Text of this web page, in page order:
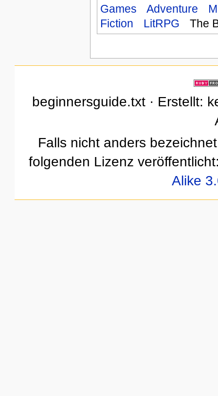
Games
Adventure
Fiction
LitRPG The
beginnersguide.txt · Erstellt:
Falls nicht anders
folgenden Lizenz
Alike